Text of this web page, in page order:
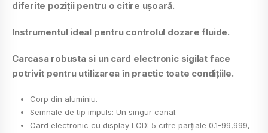
diferite poziții pentru o citire ușoară.
Instrumentul ideal pentru controlul dozare fluide.
Carcasa robusta si un card electronic sigilat face
potrivit pentru utilizarea în practic toate condițiile.
Corp din aluminiu.
Semnale de tip impuls: Un singur canal.
Card electronic cu display LCD: 5 cifre parțiale 0.1-99,999,